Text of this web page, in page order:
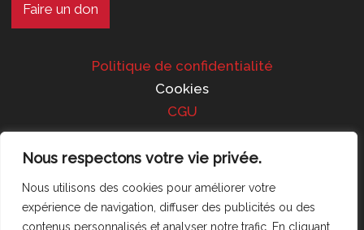
Nous respectons votre vie privée.
Nous utilisons des cookies pour améliorer votre
expérience de navigation, diffuser des publicités ou des
contenus personnalisés et analyser notre trafic. En cliquant
Faire un don
Politique de confidentialité
Cookies
CGU
Suivez-nous !